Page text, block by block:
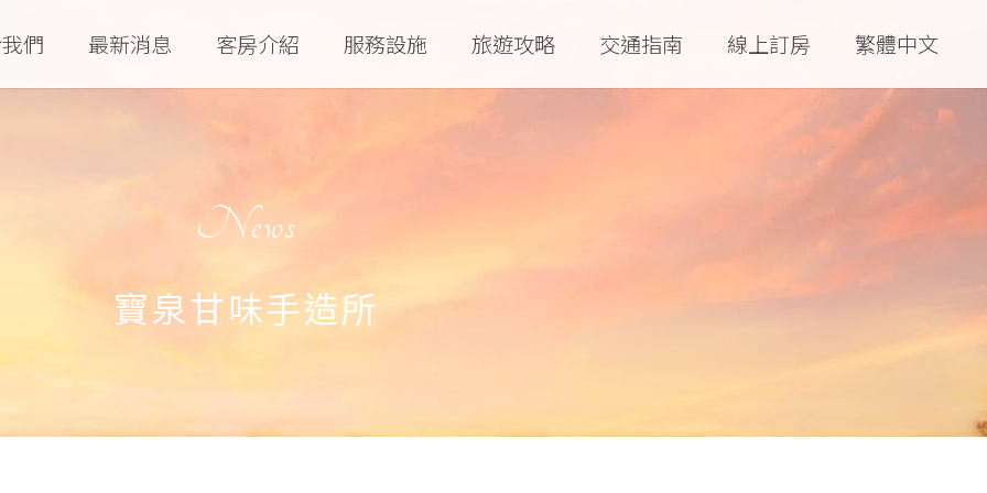
們 最新消息 客房介紹 服務設施 旅遊攻略 交通指南 線上訂房 繁體中文
News
寶泉甘味手造所